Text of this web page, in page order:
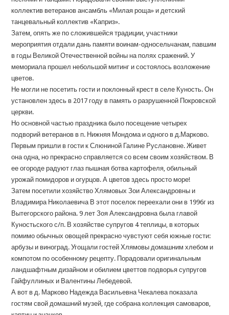
коллектив ветеранов ансамбль «Милая роща» и детский
танцевальный коллектив «Каприз».
Затем, опять же по сложившейся традиции, участники
мероприятия отдали дань памяти воинам-односельчанам, павшим
в годы Великой Отечественной войны на полях сражений. У
мемориала прошел небольшой митинг и состоялось возложение
цветов.
Не могли не посетить гости и поклонный крест в селе Куность. Он
установлен здесь в 2017 году в память о разрушенной Покровской
церкви.
Но основной частью праздника было посещение четырех
подворий ветеранов в п. Нижняя Мондома и одного в д.Марково.
Первым пришли в гости к Слюниной Галине Руслановне. Живет
она одна, но прекрасно справляется со всем своим хозяйством. В
ее огороде радуют глаз пышная ботва картофеля, обильный
урожай помидоров и огурцов. А цветов здесь просто море!
Затем посетили хозяйство Хлямовых Зои Александровны и
Владимира Николаевича В этот поселок переехали они в 1996г из
Вытегорского района. 9 лет Зоя Александровна была главой
Куностьского с/п. В хозяйстве супругов 4 теплицы, в которых
помимо обычных овощей прекрасно чувстуют себя южные гости:
арбузы и виноград. Угощали гостей Хлямовы домашним хлебом и
компотом по особенному рецепту. Порадовали оригинальным
ландшафтным дизайном и обилием цветтов подворья супругов
Гайфуллиных и Валентины Лебедевой.
А вот в д. Марково Надежда Васильевна Чекалева показала
гостям свой домашний музей, где собрана коллекция самоваров,